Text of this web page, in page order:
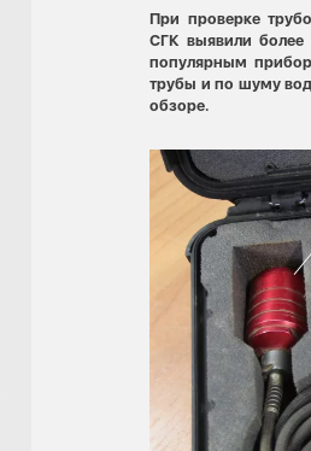
При проверке
СГК выявили более
популярным
трубы и по шуму
обзоре.